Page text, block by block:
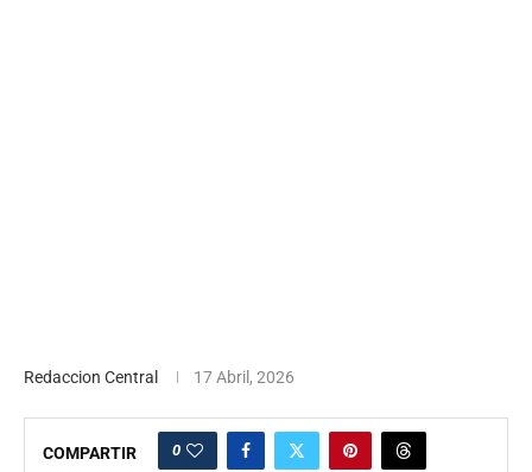
Redaccion Central 17 Abril, 2026
COMPARTIR 0